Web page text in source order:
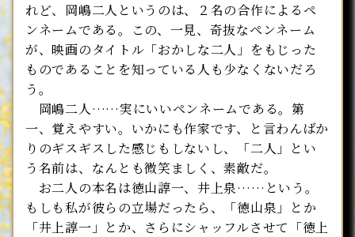
れど、岡嶋二人というのは、２名の合作によるペ
ンネームである。この、一見、奇抜なペンネーム
が、映画のタイトル「おかしな二人」をもじった
ものであることを知っている人も少なくないだろ
う。
岡嶋二人……実にいいペンネームである。第
一、覚えやすい。いかにも作家です、と言わんばか
りのギスギスした感じもしないし、「二人」とい
う名前は、なんとも微笑ましく、素敵だ。
お二人の本名は徳山諄一、井上泉……という。
もしも私が彼らの立場だったら、「徳山泉」とか
「井上諄一」とか、さらにシャッフルさせて「徳上